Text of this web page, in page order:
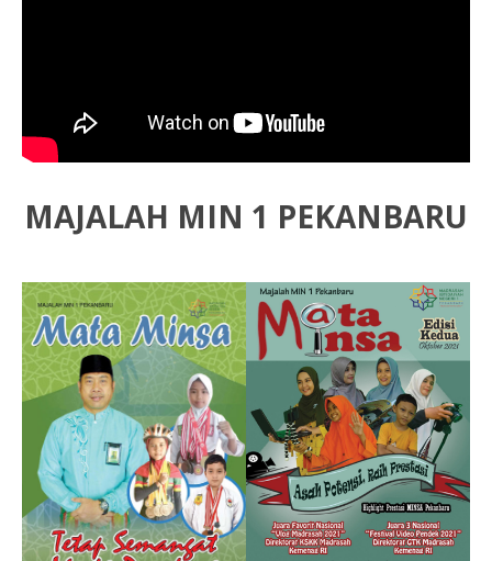
MAJALAH MIN 1 PEKANBARU